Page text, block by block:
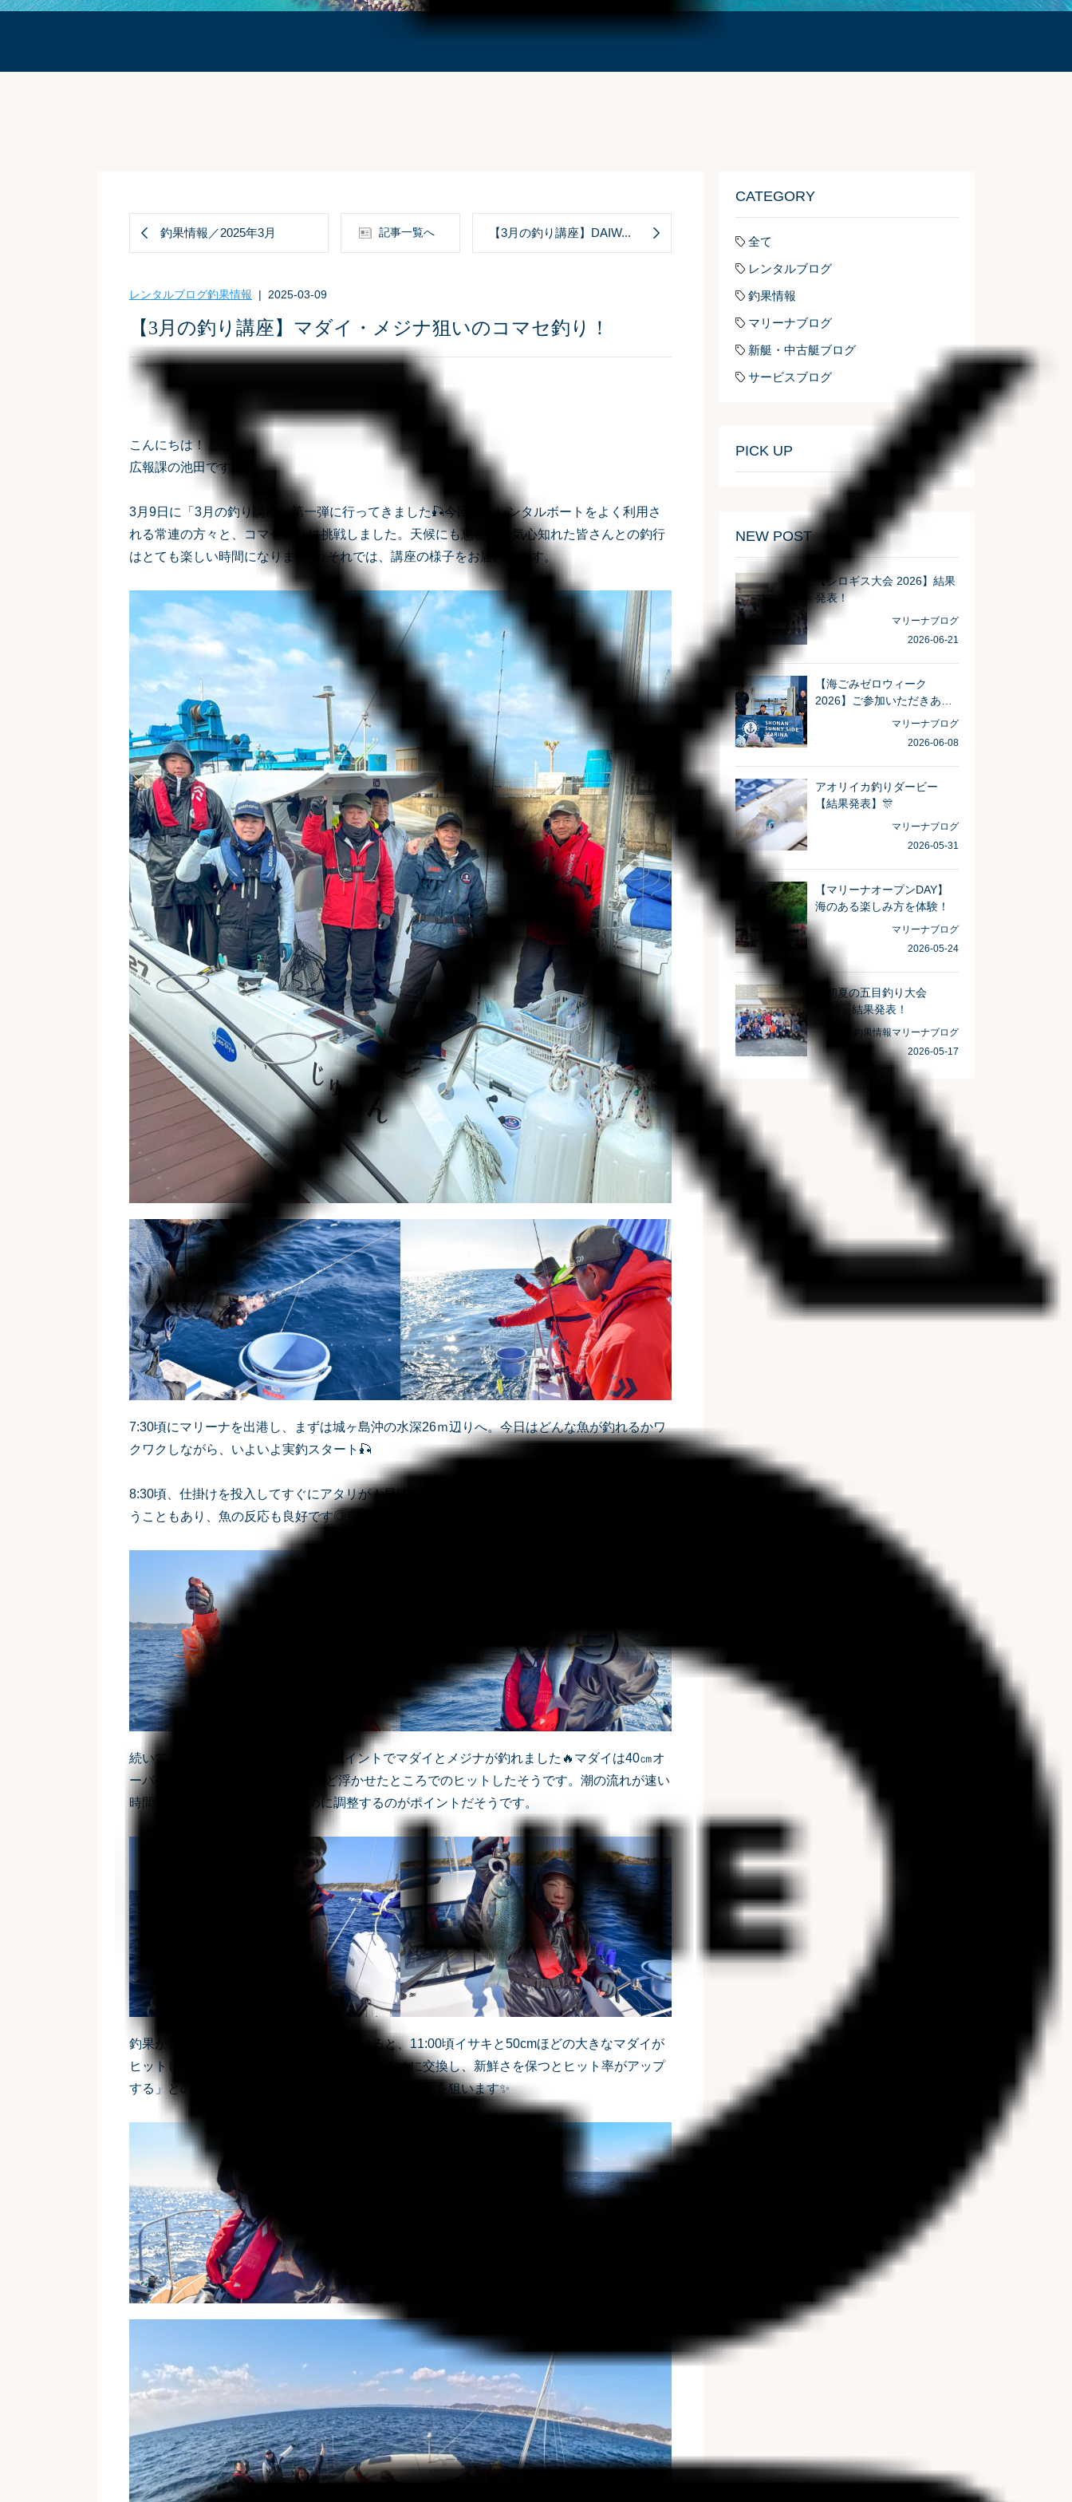
記事一覧へ
釣果情報／2025年3月 【3月の釣り講座】DAIW...
レンタルブログ釣果情報 | 2025-03-09
【3月の釣り講座】マダイ・メジナ狙いのコマセ釣り！
こんにちは！
広報課の池田です🌿
3月9日に「3月の釣り講座」第一弾に行ってきました🎣今回は、レンタルボートをよく利用さ
れる常連の方々と、コマセ釣りに挑戦しました。天候にも恵まれ、気心知れた皆さんとの釣行
はとても楽しい時間になりました♪それでは、講座の様子をお届けします。
7:30頃にマリーナを出港し、まずは城ヶ島沖の水深26ｍ辺りへ。今日はどんな魚が釣れるかワ
クワクしながら、いよいよ実釣スタート🎣
8:30頃、仕掛けを投入してすぐにアタリが！早速アカハタとイサキが釣れました🔥朝一番とい
うこともあり、魚の反応も良好です◎幸先の良いスタートとなりました♪
続いて9:30頃、城ヶ島沖水深26mのポイントでマダイとメジナが釣れました🔥マダイは40㎝オ
ーバーの良好サイズ！底から5mほど浮かせたところでのヒットしたそうです。潮の流れが速い
時間帯は、仕掛けの位置をこまめに調整するのがポイントだそうです。
釣果が好調のため同じポイントで続けていると、11:00頃イサキと50cmほどの大きなマダイが
ヒットしました🔥小野さん曰く、「エサを小まめに交換し、新鮮さを保つとヒット率がアップ
する」とのこと。アドバイスを参考に、参加者も大物を狙います✨
CATEGORY
全て
レンタルブログ
釣果情報
マリーナブログ
新艇・中古艇ブログ
サービスブログ
PICK UP
NEW POST
【シロギス大会 2026】結果
発表！
マリーナブログ
2026-06-21
【海ごみゼロウィーク
2026】ご参加いただきあり
がとうございました！マリーナブログ
2026-06-08
アオリイカ釣りダービー
【結果発表】🎊
マリーナブログ
2026-05-31
【マリーナオープンDAY】
海のある楽しみ方を体験！
マリーナブログ
2026-05-24
「初夏の五目釣り大会
2026」結果発表！
釣果情報マリーナブログ
2026-05-17